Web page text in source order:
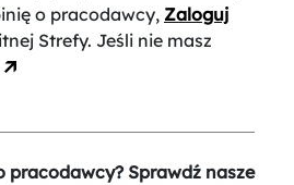
o pracodawcy, Zaloguj
Strefy. Jeśli nie masz
pracodawcy? Sprawdź nasze